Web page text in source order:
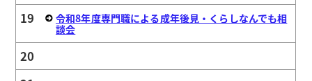
19
令和8年度専門職による成年後見・くらしなんでも相
談会
20